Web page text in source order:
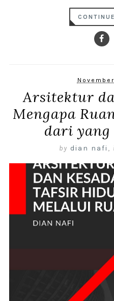
Arsitektur
Mengapa
dari
by dian nafi ,